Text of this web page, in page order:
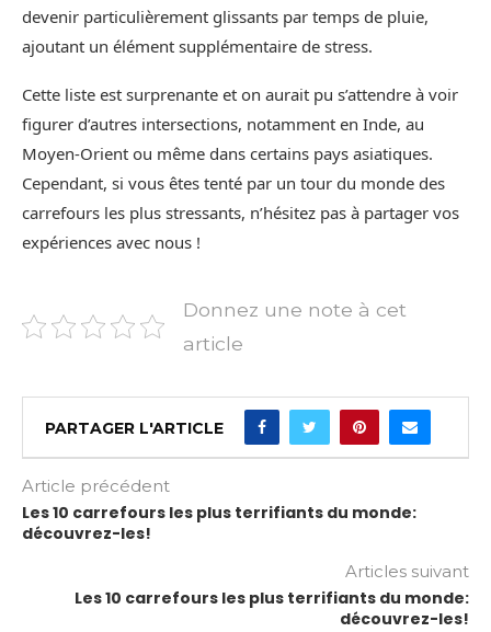
devenir particulièrement glissants par temps de pluie,
ajoutant un élément supplémentaire de stress.
Cette liste est surprenante et on aurait pu s’attendre à voir
figurer d’autres intersections, notamment en Inde, au
Moyen-Orient ou même dans certains pays asiatiques.
Cependant, si vous êtes tenté par un tour du monde des
carrefours les plus stressants, n’hésitez pas à partager vos
expériences avec nous !
Donnez une note à cet
article
PARTAGER L'ARTICLE
Article précédent
Les 10 carrefours les plus terrifiants du monde:
découvrez-les!
Articles suivant
Les 10 carrefours les plus terrifiants du monde:
découvrez-les!